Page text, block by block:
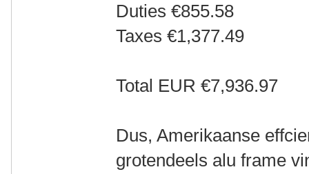
Duties €855.58
Taxes €1,377.49
Total EUR €7,936.97
Dus, Amerikaanse
grotendeels alu frame